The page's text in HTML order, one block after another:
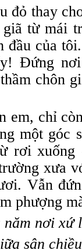
đỏ thay
từ mái
của
Đứng
chôn
em, chỉ
một góc
rơi xuống
xưa
Vẫn
phượng
năm nơi xứ
sân